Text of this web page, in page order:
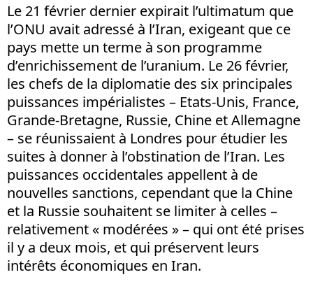
Le 21 février dernier expirait l’ultimatum que
l’ONU avait adressé à l’Iran, exigeant que ce
pays mette un terme à son programme
d’enrichissement de l’uranium. Le 26 février,
les chefs de la diplomatie des six principales
puissances impérialistes – Etats-Unis, France,
Grande-Bretagne, Russie, Chine et Allemagne
– se réunissaient à Londres pour étudier les
suites à donner à l’obstination de l’Iran. Les
puissances occidentales appellent à de
nouvelles sanctions, cependant que la Chine
et la Russie souhaitent se limiter à celles –
relativement « modérées » – qui ont été prises
il y a deux mois, et qui préservent leurs
intérêts économiques en Iran.